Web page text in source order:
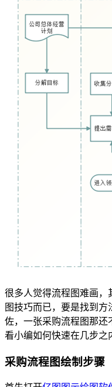
很多人觉得流程图难画，
图技巧而已，要是找到
佐，一张采购流程图那还
看小编如何快速在几步之
采购流程图绘制步骤